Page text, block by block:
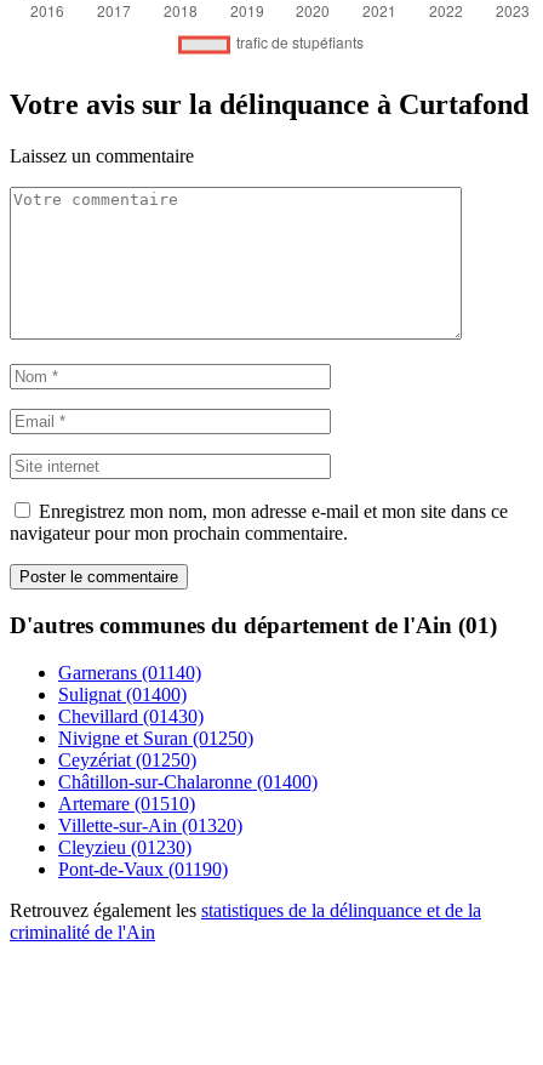
Votre avis sur la délinquance à Curtafond
Laissez un commentaire
Enregistrez mon nom, mon adresse e-mail et mon site dans ce
navigateur pour mon prochain commentaire.
D'autres communes du département de l'Ain (01)
Garnerans (01140)
Sulignat (01400)
Chevillard (01430)
Nivigne et Suran (01250)
Ceyzériat (01250)
Châtillon-sur-Chalaronne (01400)
Artemare (01510)
Villette-sur-Ain (01320)
Cleyzieu (01230)
Pont-de-Vaux (01190)
Retrouvez également les statistiques de la délinquance et de la
criminalité de l'Ain